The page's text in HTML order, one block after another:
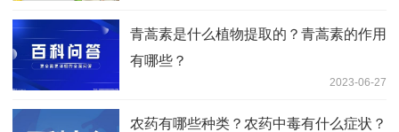
青蒿素是什么植物提取的？青蒿素的作用
有哪些？
2023-06-27
农药有哪些种类？农药中毒有什么症状？